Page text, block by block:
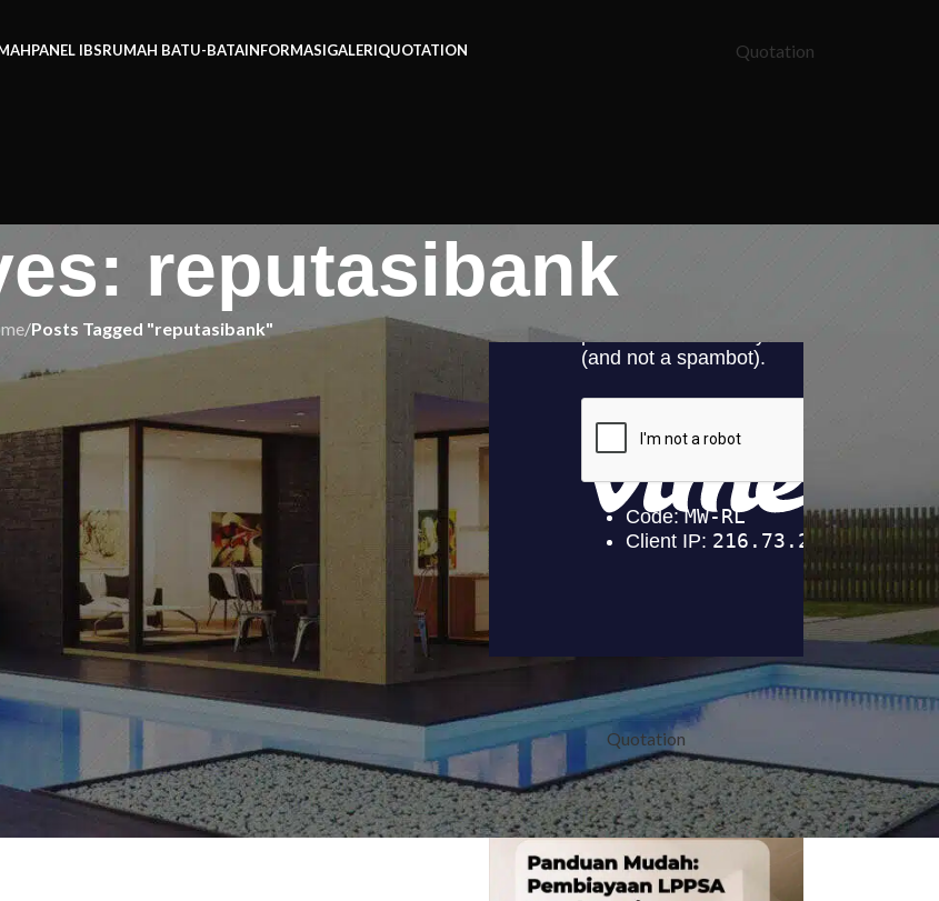
PANEL IBSRUMAH BATU-BATAINFORMASIGALERIQUOTATION Quotation
reputasibank
/Posts Tagged "reputasibank"
Quotation